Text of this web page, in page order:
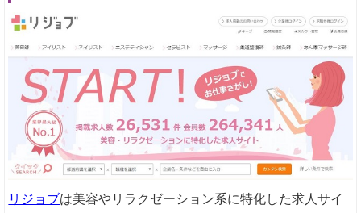
リジョブは美容やリラクゼーション系に特化した求人サイ